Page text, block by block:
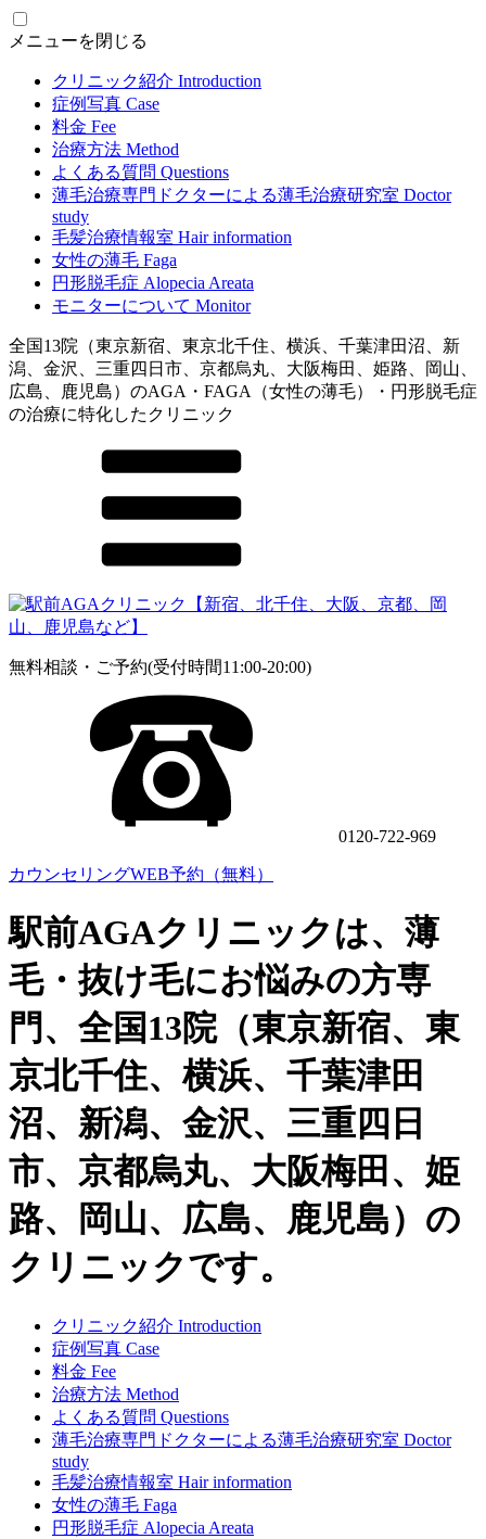
メニューを閉じる
クリニック紹介 Introduction
症例写真 Case
料金 Fee
治療方法 Method
よくある質問 Questions
薄毛治療専門ドクターによる薄毛治療研究室 Doctor
study
毛髪治療情報室 Hair information
女性の薄毛 Faga
円形脱毛症 Alopecia Areata
モニターについて Monitor
全国13院（東京新宿、東京北千住、横浜、千葉津田沼、新
潟、金沢、三重四日市、京都烏丸、大阪梅田、姫路、岡山、
広島、鹿児島）のAGA・FAGA（女性の薄毛）・円形脱毛症
の治療に特化したクリニック
無料相談・ご予約(受付時間11:00-20:00)
0120-722-969
カウンセリングWEB予約（無料）
駅前AGAクリニックは、薄
毛・抜け毛にお悩みの方専
門、全国13院（東京新宿、東
京北千住、横浜、千葉津田
沼、新潟、金沢、三重四日
市、京都烏丸、大阪梅田、姫
路、岡山、広島、鹿児島）の
クリニックです。
クリニック紹介 Introduction
症例写真 Case
料金 Fee
治療方法 Method
よくある質問 Questions
薄毛治療専門ドクターによる薄毛治療研究室 Doctor
study
毛髪治療情報室 Hair information
女性の薄毛 Faga
円形脱毛症 Alopecia Areata